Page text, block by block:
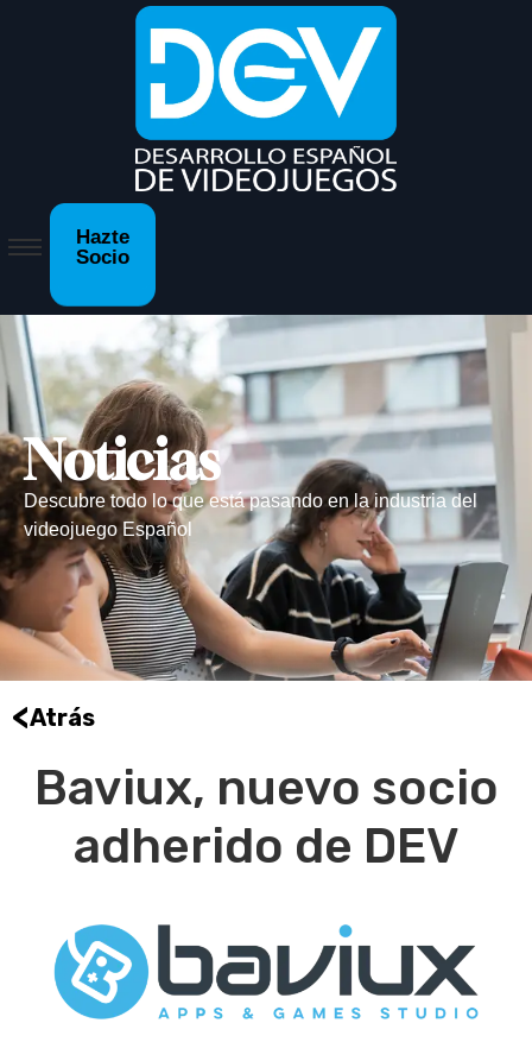
Hazte
Socio
Noticias
Descubre todo lo que está pasando en la industria del
videojuego Español
<Atrás
Baviux, nuevo socio
adherido de DEV